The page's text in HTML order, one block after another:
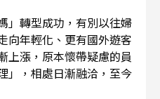
」轉型成功，有別以往婦
向年輕化、更有國外遊客
上漲，原本懷帶疑慮的員
」，相處日漸融洽，至今